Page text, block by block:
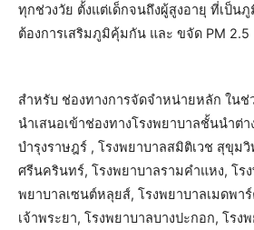
ทุกช่วงวัย ตั้งแต่เด็กจนถึงผู้สูงอายุ ที่เป็น
ต้องการเสริมภูมิคุ้มกัน และ ขจัด PM 2.5
สำหรับ ช่องทางการจัดจำหน่ายหลัก ในช่
นำเสนอเข้าช่องทางโรงพยาบาลชั้นนำต่
บำรุงราษฎร์ , โรงพยาบาลสมิติเวช สุขุม
ศรีนครินทร์, โรงพยาบาลรามคำแหง, โร
พยาบาลเซนต์หลุยส์, โรงพยาบาลเมดพา
เจ้าพระยา, โรงพยาบาลบางปะกอก, โร